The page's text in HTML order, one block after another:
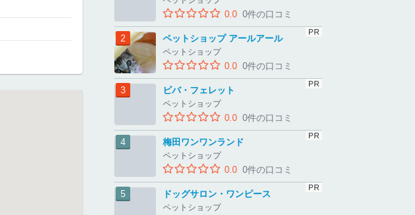
0.0 0件の口コミ
ペットショップ アールアール
ペットショップ
0.0 0件の口コミ
ビバ・フェレット
ペットショップ
0.0 0件の口コミ
梅田ワンワンランド
ペットショップ
0.0 0件の口コミ
ドッグサロン・ワンピース
ペットショップ